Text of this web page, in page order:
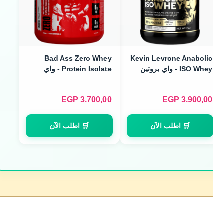
Kevin Levrone Anabolic
ISO Whey - واي بروتين
3.900,00
EGP
🛒 اطلب الآن
Bad Ass Zero Whey
Protein Isolate - واي
3.700,00
EGP
🛒 اطلب الآن